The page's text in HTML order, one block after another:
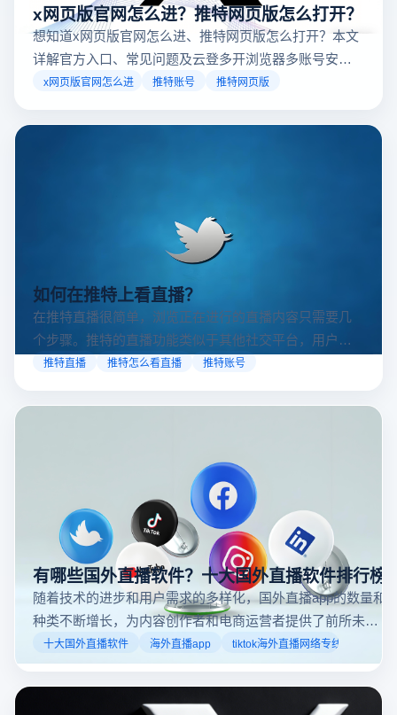
x网页版官网怎么进？推特网页版怎么打开？
想知道x网页版官网怎么进、推特网页版怎么打开？本文
详解官方入口、常见问题及云登多开浏览器多账号安全
访问方案，助你稳定登录高效运营。
x网页版官网怎么进 推特账号 推特网页版
如何在推特上看直播？
在推特直播很简单，浏览正在进行的直播内容只需要几
个步骤。推特的直播功能类似于其他社交平台，用户可
以通过关注自己喜欢的账号、浏览话题标签或查看实时
可以随时随地参与实时互动，无论是关注新闻事件、休
推特直播 推特怎么看直播 推特账号
有哪些国外直播软件？十大国外直播软件排行榜
随着技术的进步和用户需求的多样化，国外直播app的数量和
种类不断增长，为内容创作者和电商运营者提供了前所未有
的机遇。如果你是一个跨境电商从业者，想要了解2025年十
大国外直播软件排行榜，那么你来对地方了！接下来跟着云
登多开浏览器一起来了解海外直播平台哪些最受欢迎。
十大国外直播软件 海外直播app tiktok海外直播网络专线